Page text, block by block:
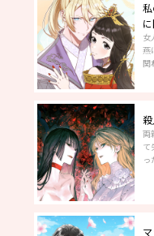
女
燕
関
両
て
っ